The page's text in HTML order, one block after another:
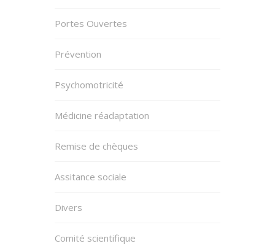
Portes Ouvertes
Prévention
Psychomotricité
Médicine réadaptation
Remise de chèques
Assitance sociale
Divers
Comité scientifique